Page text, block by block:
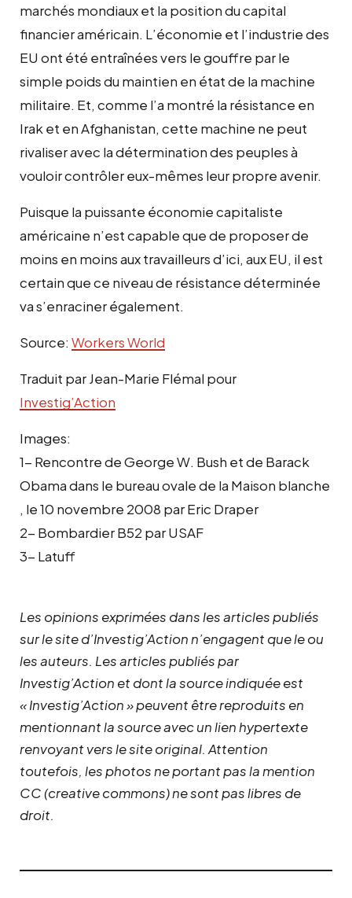
marchés mondiaux et la position du capital
financier américain. L’économie et l’industrie des
EU ont été entraînées vers le gouffre par le
simple poids du maintien en état de la machine
militaire. Et, comme l’a montré la résistance en
Irak et en Afghanistan, cette machine ne peut
rivaliser avec la détermination des peuples à
vouloir contrôler eux-mêmes leur propre avenir.
Puisque la puissante économie capitaliste
américaine n’est capable que de proposer de
moins en moins aux travailleurs d’ici, aux EU, il est
certain que ce niveau de résistance déterminée
va s’enraciner également.
Source: Workers World
Traduit par Jean-Marie Flémal pour
Investig’Action
Images:
1- Rencontre de George W. Bush et de Barack
Obama dans le bureau ovale de la Maison blanche
, le 10 novembre 2008 par Eric Draper
2- Bombardier B52 par USAF
3- Latuff
Les opinions exprimées dans les articles publiés
sur le site d’Investig’Action n’engagent que le ou
les auteurs. Les articles publiés par
Investig’Action et dont la source indiquée est
« Investig’Action » peuvent être reproduits en
mentionnant la source avec un lien hypertexte
renvoyant vers le site original. Attention
toutefois, les photos ne portant pas la mention
CC (creative commons) ne sont pas libres de
droit.